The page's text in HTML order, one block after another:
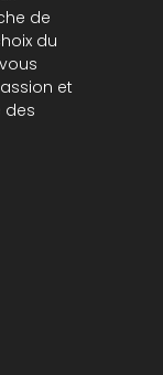
de
du
et
des